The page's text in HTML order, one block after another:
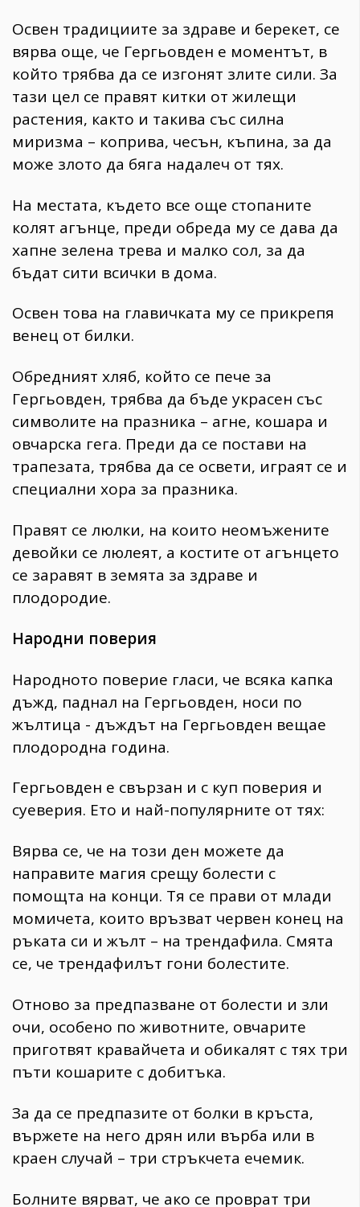
Освен традициите за здраве и берекет, се
вярва още, че Гергьовден е моментът, в
който трябва да се изгонят злите сили. За
тази цел се правят китки от жилещи
растения, както и такива със силна
миризма – коприва, чесън, къпина, за да
може злото да бяга надалеч от тях.
На местата, където все още стопаните
колят агънце, преди обреда му се дава да
хапне зелена трева и малко сол, за да
бъдат сити всички в дома.
Освен това на главичката му се прикрепя
венец от билки.
Обредният хляб, който се пече за
Гергьовден, трябва да бъде украсен със
символите на празника – агне, кошара и
овчарска гега. Преди да се постави на
трапезата, трябва да се освети, играят се и
специални хора за празника.
Правят се люлки, на които неомъжените
девойки се люлеят, а костите от агънцето
се заравят в земята за здраве и
плодородие.
Народни поверия
Народното поверие гласи, че всяка капка
дъжд, паднал на Гергьовден, носи по
жълтица - дъждът на Гергьовден вещае
плодородна година.
Гергьовден е свързан и с куп поверия и
суеверия. Ето и най-популярните от тях:
Вярва се, че на този ден можете да
направите магия срещу болести с
помощта на конци. Тя се прави от млади
момичета, които връзват червен конец на
ръката си и жълт – на трендафила. Смята
се, че трендафилът гони болестите.
Отново за предпазване от болести и зли
очи, особено по животните, овчарите
приготвят кравайчета и обикалят с тях три
пъти кошарите с добитъка.
За да се предпазите от болки в кръста,
вържете на него дрян или върба или в
краен случай – три стръкчета ечемик.
Болните вярват, че ако се проврат три